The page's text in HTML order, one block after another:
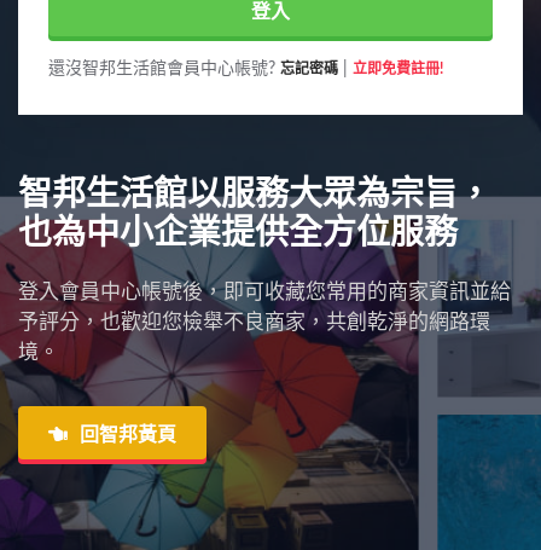
登入
還沒智邦生活館會員中心帳號? 忘記密碼 立即免費註冊!
智邦生活館以服務大眾為宗旨，
也為中小企業提供全方位服務
登入會員中心帳號後，即可收藏您常用的商家資訊並給
予評分，也歡迎您檢舉不良商家，共創乾淨的網路環
境。
回智邦黃頁